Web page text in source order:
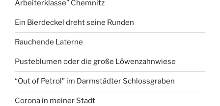
Arbeiterklasse” Chemnitz
Ein Bierdeckel dreht seine Runden
Rauchende Laterne
Pusteblumen oder die große Löwenzahnwiese
“Out of Petrol” im Darmstädter Schlossgraben
Corona in meiner Stadt